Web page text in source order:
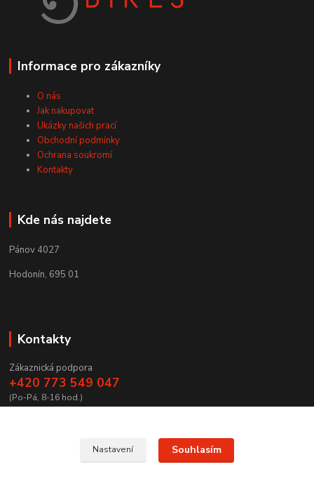
Informace pro zákazníky
O nás
Jak nakupovat
Ukázky našich prací
Obchodní podmínky
Ochrana soukromí
Kontakty
Kde nás najdete
Pánov 4027
Hodonín, 695 01
Kontakty
Zákaznická podpora
+420 773 549 047
(Po-Pá, 8-16 hod.)
Nastavení Souhlasím